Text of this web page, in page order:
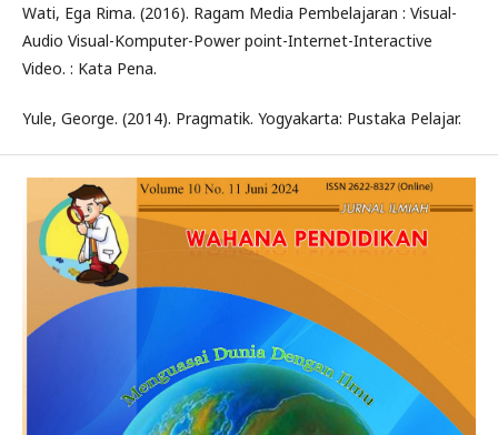
Wati, Ega Rima. (2016). Ragam Media Pembelajaran : Visual-
Audio Visual-Komputer-Power point-Internet-Interactive
Video. : Kata Pena.
Yule, George. (2014). Pragmatik. Yogyakarta: Pustaka Pelajar.